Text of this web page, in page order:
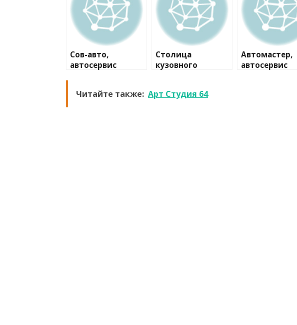
Сов-авто,
автосервис
Столица
кузовного
Автомастер,
автосервис
Читайте также: Арт Студия 64